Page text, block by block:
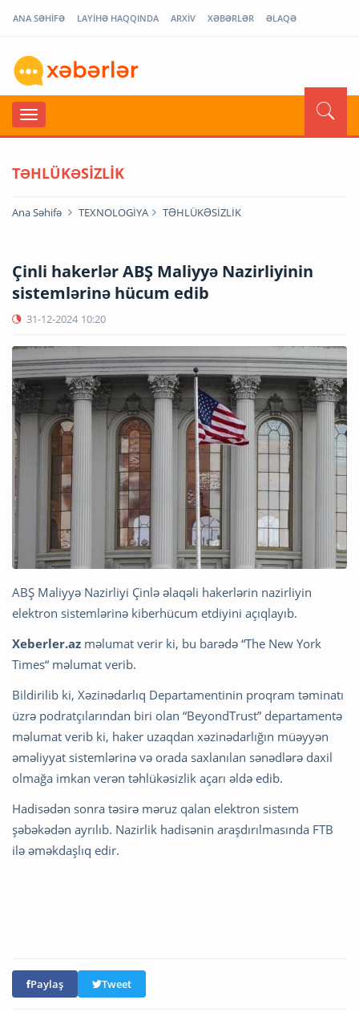
ANA SƏHİFƏ LAYİHƏ HAQQINDA ARXİV XƏBƏRLƏR ƏLAQƏ
TƏHLÜKƏSİZLİK
Ana Səhifə TEXNOLOGİYA TƏHLÜKƏSİZLİK
Çinli hakerlər ABŞ Maliyyə Nazirliyinin
sistemlərinə hücum edib
31-12-2024 10:20
ABŞ Maliyyə Nazirliyi Çinlə əlaqəli hakerlərin nazirliyin
elektron sistemlərinə kiberhücum etdiyini açıqlayıb.
Xeberler.az məlumat verir ki, bu barədə “The New York
Times“ məlumat verib.
Bildirilib ki, Xəzinədarlıq Departamentinin proqram təminatı
üzrə podratçılarından biri olan “BeyondTrust” departamentə
məlumat verib ki, haker uzaqdan xəzinədarlığın müəyyən
əməliyyat sistemlərinə və orada saxlanılan sənədlərə daxil
olmağa imkan verən təhlükəsizlik açarı əldə edib.
Hadisədən sonra təsirə məruz qalan elektron sistem
şəbəkədən ayrılıb. Nazirlik hadisənin araşdırılmasında FTB
ilə əməkdaşlıq edir.
Paylaş Tweet